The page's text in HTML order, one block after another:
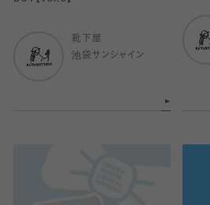
靴下屋
池袋サンシャイン